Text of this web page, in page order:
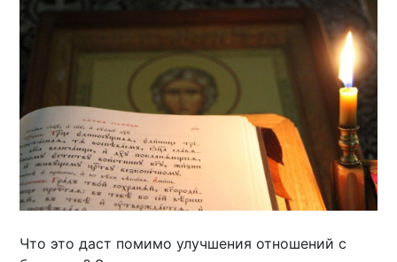
Что это даст помимо улучшения отношений с